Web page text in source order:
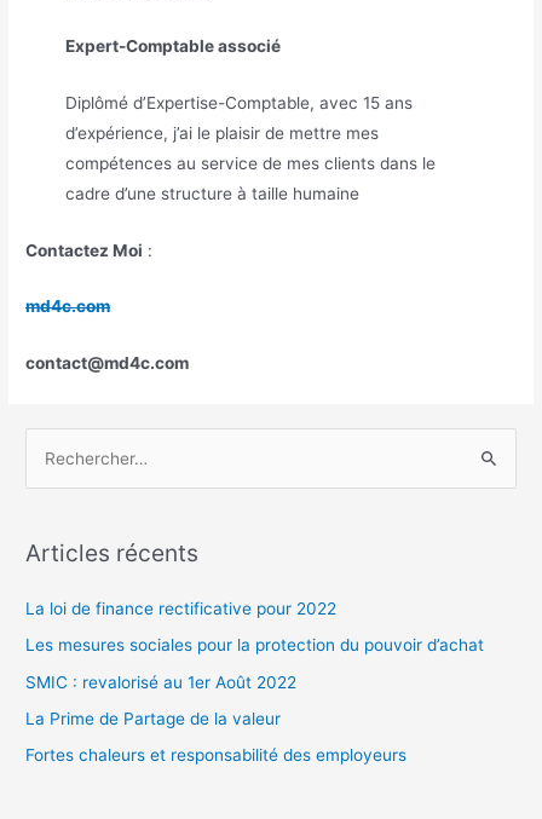
Expert-Comptable associé
Diplômé d’Expertise-Comptable, avec 15 ans
d’expérience, j’ai le plaisir de mettre mes
compétences au service de mes clients dans le
cadre d’une structure à taille humaine
Contactez Moi :
md4c.com
contact@md4c.com
h
r
c
h
Articles récents
La loi de finance rectificative pour 2022
Les mesures sociales pour la protection du pouvoir d’achat
SMIC : revalorisé au 1er Août 2022
La Prime de Partage de la valeur
Fortes chaleurs et responsabilité des employeurs